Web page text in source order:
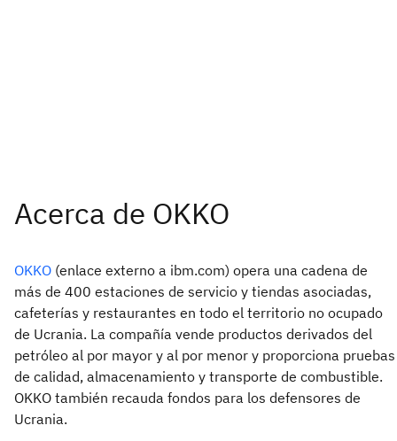
OKKO (enlace externo a ibm.com) opera una cadena de
más de 400 estaciones de servicio y tiendas asociadas,
cafeterías y restaurantes en todo el territorio no ocupado
de Ucrania. La compañía vende productos derivados del
petróleo al por mayor y al por menor y proporciona pruebas
de calidad, almacenamiento y transporte de combustible.
OKKO también recauda fondos para los defensores de
Ucrania.